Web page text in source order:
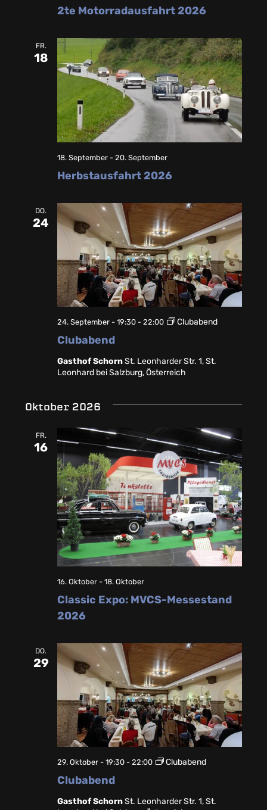
2te Motorradausfahrt 2026
FR.
18
Herbstausfahrt 2026
18. September- 20. September
DO.
24
Clubabend
24. September - 19:30- 22:00 Clubabend
Gasthof SchornSt. Leonharder Str. 1, St.
Leonhard bei Salzburg, Österreich
Oktober 2026
FR.
16
Classic Expo: MVCS-Messestand
2026
16. Oktober- 18. Oktober
DO.
29
Clubabend
29. Oktober - 19:30- 22:00 Clubabend
Gasthof SchornSt. Leonharder Str. 1, St.